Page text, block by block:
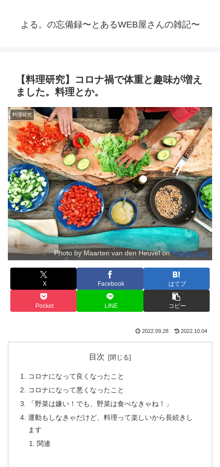
よる。の忘備録〜とあるWEB屋さんの雑記〜
【料理研究】コロナ禍で体重と趣味が増え
ました。料理とか。
料理研究
Photo by Maarten van den Heuvel onPexels.com
X Facebook はてブ
Pocket LINE コピー
2022.09.28 2022.10.04
目次
コロナになって良くなったこと
コロナになって悪くなったこと
「野菜は嫌い！でも、野菜は食べなきゃね！」
運動もしなきゃだけど、料理って楽しいから長続きし
ます
関連